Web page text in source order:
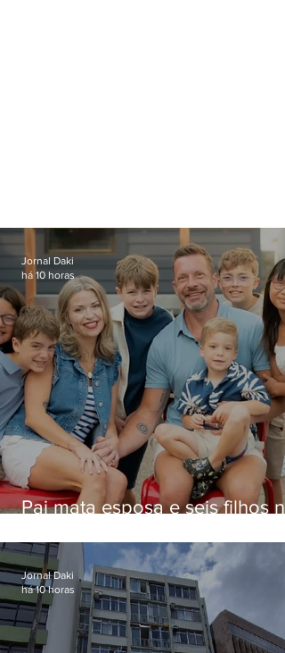
Pai mata esposa e seis filhos
Jornal Daki
há 10 horas
Jornal Daki
há 10 horas